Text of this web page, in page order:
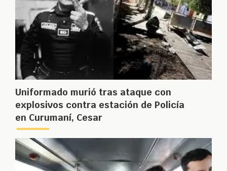
Uniformado murió tras ataque con
explosivos contra estación de Policía
en Curumaní, Cesar